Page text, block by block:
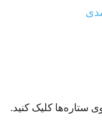
ستاره‌ها کلیک کنید.